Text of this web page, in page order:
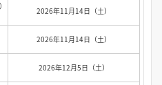
2026年11月14日（土）
2026年11月14日（土）
2026年12月5日（土）